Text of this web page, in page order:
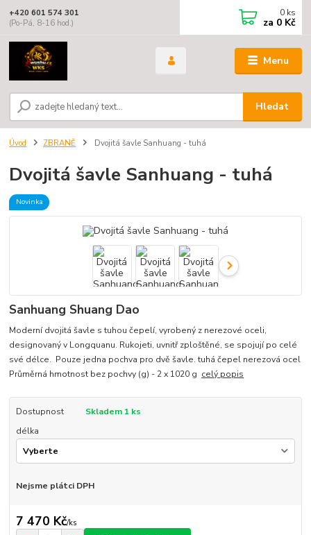
Menu
Hledat
+420 601 574 301
(Po-Pá, 8-16 hod.)
0 ks
za 0 Kč
Úvod ZBRANĚ Dvojitá šavle Sanhuang - tuhá
Dvojitá šavle Sanhuang - tuhá
Novinka
Sanhuang Shuang Dao
Moderní dvojitá šavle s tuhou čepelí, vyrobený z nerezové oceli,
designovaný v Longquanu. Rukojeti, uvnitř zploštěné, se spojují po celé
své délce. Pouze jedna pochva pro dvě šavle. tuhá čepel nerezová ocel
Průměrná hmotnost bez pochvy (g) - 2 x 1020 g celý popis
Dostupnost
Skladem 1 ks
délka
Nejsme plátci DPH
7 470 Kč/ks